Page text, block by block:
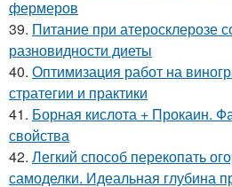
фермеров
39. Питание при атеросклерозе
разновидности диеты
40. Оптимизация работ на
стратегии и практики
41. Борная кислота + Прокаин.
свойства
42. Легкий способ перекопать
самоделки. Идеальная глубина